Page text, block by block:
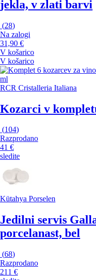
jekla, v zlati barvi
(28)
Na zalogi
31,90 €
V košarico
V košarico
RCR Cristalleria Italiana
Kozarci v
(104)
Razprodano
41 €
sledite
Kütahya Porselen
Jedilni servis
porcelanast, bel
(68)
Razprodano
211 €